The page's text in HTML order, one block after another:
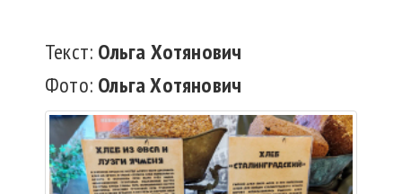
Текст: ОльгаХотянович
Фото: ОльгаХотянович